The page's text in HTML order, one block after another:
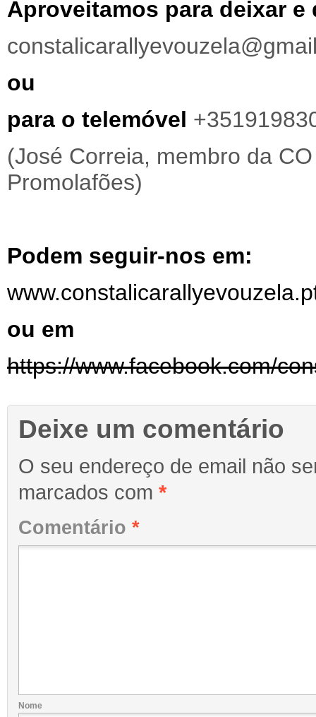
Aproveitamos para deixar
ou
para o telemóvel
(José Correia, membro da
Promolafões)
Podem seguir-nos em:
ou em
https://www.facebook.com/
Deixe um comentário
O seu endereço de email não
marcados com *
Comentário *
Nome